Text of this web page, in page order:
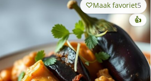
Maak favoriet5
👍